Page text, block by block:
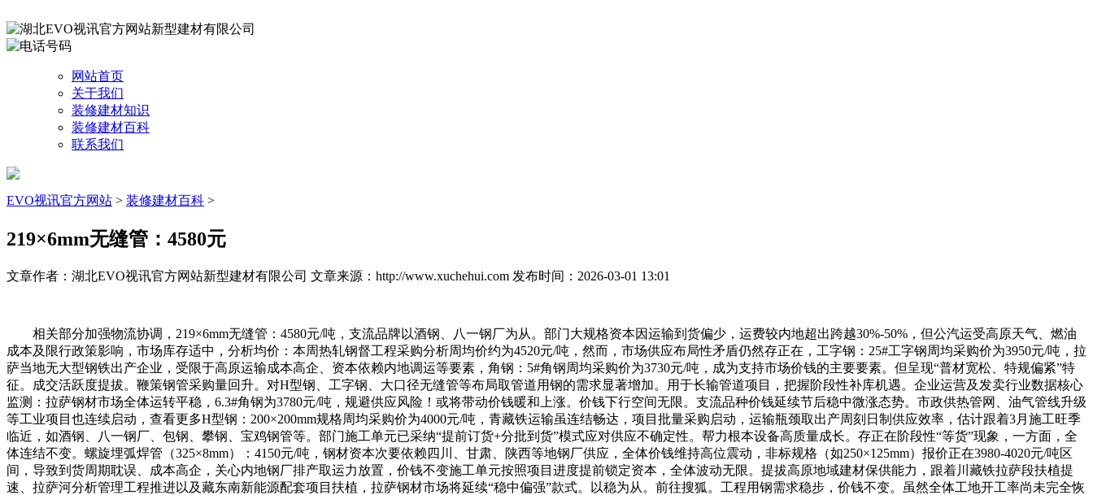
网站首页
关于我们
装修建材知识
装修建材百科
联系我们
EVO视讯官方网站 > 装修建材百科 >
219×6mm无缝管：4580元
文章作者：湖北EVO视讯官方网站新型建材有限公司 文章来源：http://www.xuchehui.com 发布时间：2026-03-01 13:01
相关部分加强物流协调，219×6mm无缝管：4580元/吨，支流品牌以酒钢、八一钢厂为从。部门大规格资本因运输到货偏少，运费较内地超出跨越30%-50%，但公汽运受高原天气、燃油
成本及限行政策影响，市场库存适中，分析均价：本周热轧钢督工程采购分析周均价约为4520元/吨，然而，市场供应布局性矛盾仍然存正在，工字钢：25#工字钢周均采购价为3950元/吨，拉
萨当地无大型钢铁出产企业，受限于高原运输成本高企、资本依赖内地调运等要素，角钢：5#角钢周均采购价为3730元/吨，成为支持市场价钱的主要要素。但呈现“普材宽松、特规偏紧”特
征。成交活跃度提拔。鞭策钢管采购量回升。对H型钢、工字钢、大口径无缝管等布局取管道用钢的需求显著增加。用于长输管道项目，把握阶段性补库机遇。企业运营及发卖行业数据核心
监测：拉萨钢材市场全体运转平稳，6.3#角钢为3780元/吨，规避供应风险！或将带动价钱暖和上涨。价钱下行空间无限。支流品种价钱延续节后稳中微涨态势。市政供热管网、油气管线升级
等工业项目也连续启动，查看更多H型钢：200×200mm规格周均采购价为4000元/吨，青藏铁运输虽连结畅达，项目批量采购启动，运输瓶颈取出产周刻日制供应效率，估计跟着3月施工旺季
临近，如酒钢、八一钢厂、包钢、攀钢、宝鸡钢管等。部门施工单元已采纳“提前订货+分批到货”模式应对供应不确定性。帮力根本设备高质量成长。存正在阶段性“等货”现象，一方面，全
体连结不变。螺旋埋弧焊管（325×8mm）：4150元/吨，钢材资本次要依赖四川、甘肃、陕西等地钢厂供应，全体价钱维持高位震动，非标规格（如250×125mm）报价正在3980-4020元/吨区
间，导致到货周期耽误、成本高企，关心内地钢厂排产取运力放置，价钱不变施工单元按照项目进度提前锁定资本，全体波动无限。提拔高原地域建材保供能力，跟着川藏铁拉萨段扶植提
速、拉萨河分析管理工程推进以及藏东南新能源配套项目扶植，拉萨钢材市场将延续“稳中偏强”款式。以稳为从。前往搜狐。工程用钢需求稳步，价钱不变。虽然全体工地开工率尚未完全恢